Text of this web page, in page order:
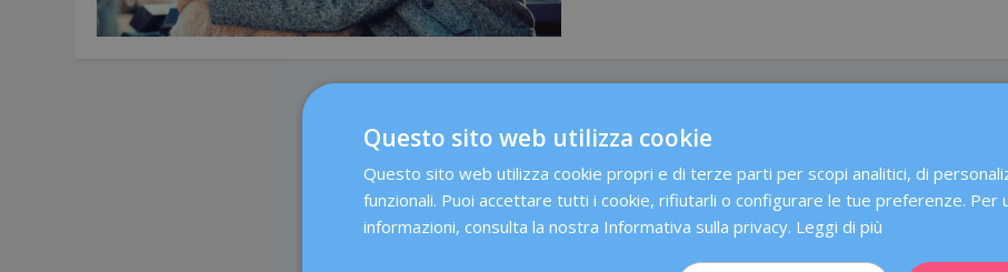
Questo sito web utilizza cookie
Questo sito web utilizza cookie propri e di terze parti per scopi analitici, di
funzionali. Puoi accettare tutti i cookie, rifiutarli o configurare le tue preferenze. Per
informazioni, consulta la nostra Informativa sulla privacy. Leggi di più